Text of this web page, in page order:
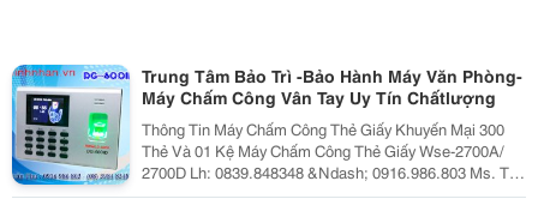
Trung Tâm Bảo Trì -Bảo Hành Máy Văn Phòng-
Máy Chấm Công Vân Tay Uy Tín Chấtlượng
Thông Tin Máy Chấm Công Thẻ Giấy Khuyến Mại 300
Thẻ Và 01 Kệ Máy Chấm Công Thẻ Giấy Wse-2700A/
2700D Lh: 0839.848348 &Ndash; 0916.986.803 Ms. Thu
Yahoo: Kdminhnhan11 Đặc Điểm Kỹ Thuật - Máy In Kim,